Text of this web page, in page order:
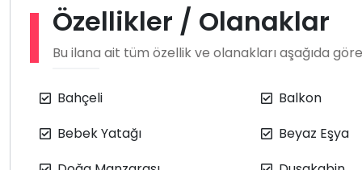
Bahçe ve havuz alanı dışarıdan görünmeyecek şekilde
eden misafirler için uygun bir yapıdadır. çim alan
barbekü alanı bulunmaktadır. Havuz 5x7 metre
Giriş katındaki yaşam alanında yemek masası oturma
yer almaktadır. Banyolarda duş kabini ve saç kurutma
Özellikler / Olanaklar
Bu ilana ait tüm özellik ve olanakları aşağıda
Bahçeli Balkon
Bebek Yatağı
Beyaz Eşya